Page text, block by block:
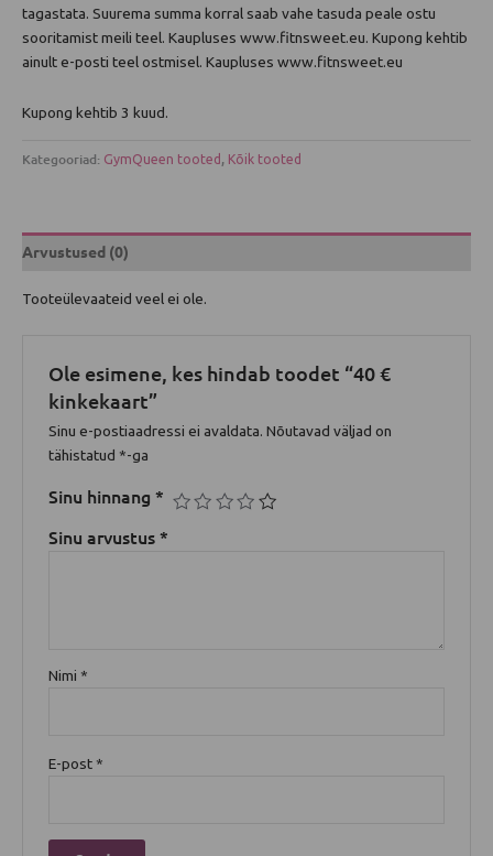
tagastata. Suurema summa korral saab vahe tasuda peale ostu
sooritamist meili teel. Kaupluses www.fitnsweet.eu. Kupong kehtib
ainult e-posti teel ostmisel. Kaupluses www.fitnsweet.eu
Kupong kehtib 3 kuud.
Kategooriad: GymQueen tooted , Kõik tooted
Arvustused (0)
Tooteülevaateid veel ei ole.
Ole esimene, kes hindab toodet “40 €
kinkekaart”
Sinu e-postiaadressi ei avaldata. Nõutavad väljad on
tähistatud *-ga
Sinu hinnang *
Sinu arvustus*
Nimi *
E-post *